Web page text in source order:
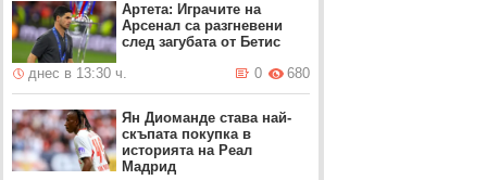
Артета: Играчите на
Арсенал са разгневени
след загубата от Бетис
днес в 13:30 ч.
680
0
Ян Диоманде става най-
скъпата покупка в
историята на Реал
Мадрид